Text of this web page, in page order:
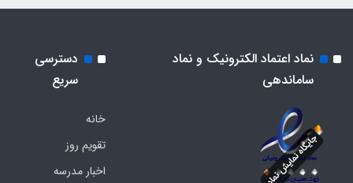
نماد اعتماد الکترونیک و نماد
ساماندهی
دسترسی
سریع
خانه
تقویم روز
اخبار مدرسه